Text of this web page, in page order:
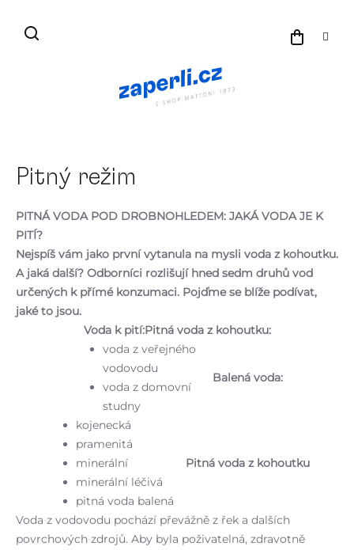
obsah
Pitný režim
PITNÁ VODA POD DROBNOHLEDEM: JAKÁ VODA JE K
PITÍ?
Nejspíš vám jako první vytanula na mysli voda z kohoutku.
A jaká další? Odborníci rozlišují hned sedm druhů vod
určených k přímé konzumaci. Pojďme se blíže podívat,
jaké to jsou.
Voda k pití:Pitná voda z kohoutku:
voda z veřejného
vodovodu
voda z domovní
studny
Balená voda:
kojenecká
pramenitá
minerální
minerální léčivá
pitná voda balená
Pitná voda z kohoutku
Voda z vodovodu pochází převážně z řek a dalších
povrchových zdrojů. Aby byla poživatelná, zdravotně